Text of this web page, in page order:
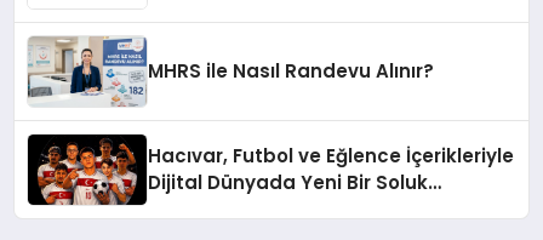
MHRS ile Nasıl Randevu Alınır?
Hacıvar, Futbol ve Eğlence İçerikleriyle
Dijital Dünyada Yeni Bir Soluk